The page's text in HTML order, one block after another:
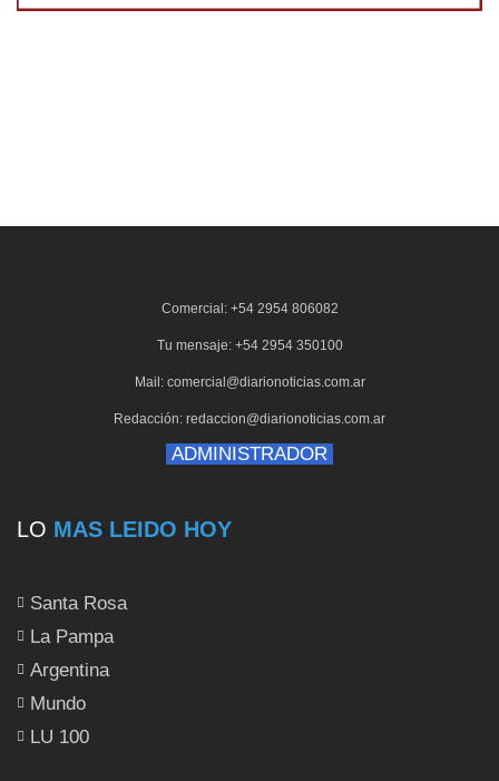
Comercial: +54 2954 806082
Tu mensaje: +54 2954 350100
Mail: comercial@diarionoticias.com.ar
Redacción: redaccion@diarionoticias.com.ar
ADMINISTRADOR
LO MAS LEIDO HOY
Santa Rosa
La Pampa
Argentina
Mundo
LU 100